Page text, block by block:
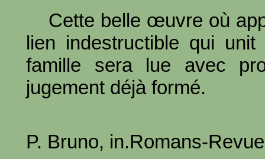
Cette belle œuvre où
lien indestructible qui
famille sera lue avec
jugement déjà formé.
P. Bruno, in.Romans-